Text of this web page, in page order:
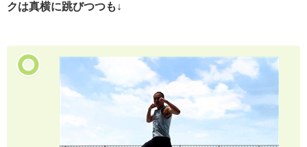
クは真横に跳びつつも↓